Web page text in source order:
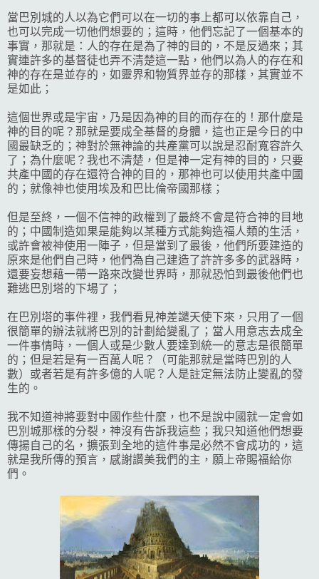
當巴別城的人以為它們可以在一切的事上都可以依靠自己，
也可以完成一切他們想要的；這時，他們忘記了一個基本的
事實，那就是：人的存在是為了神的目的，不是反過來；其
實連許多的基督徒也弄不清楚這一點，他們以為人的存在和
神的存在是並存的，如靈界和物質界並存的那樣，其實並不
是如此；
這個世界或是宇宙，乃是因為神的目的而存在的！那什麼是
神的目的呢？那就是要成全基督的身體，這也正是今日的中
國最缺乏的；神對於無神論的共產黨可以說是忍耐寬容許久
了；為什麼呢？我也不清楚，但是神一定有神的目的，只要
共產中國的存在還符合神的目的，那神也可以使用共產中國
的；就像神也使用埃及和巴比倫帝國那樣；
但是至終，一個不信神的政權到了最終不會是符合神的目地
的；中國制造如果是能夠以某種方式能夠造福人類的生活，
或許會被神使用一陣子，但是當到了最後，他們所要建造的
原來是他們自己時，他們為自己建造了許許多多的武器時，
還要妄想藉一帶一路來改變世界時，那就恐怕到最後他們也
難逃巴別塔的下場了；
在巴別塔的事件裡，我們看見神差譴天使下來，只用了一個
很簡單的辦法就將巴別的計劃給變亂了；當人用意志去成全
一件事情時，一個人或是少數人要達到統一的意志是很簡單
的；但是若是有一百萬人呢？（可能那就是當時巴別的人
數）或者若是有許多億的人呢？人是註定無法防止變亂的發
生的。
我不知道神將要對中國作些什麼，也不是說中國就一定會如
巴別城那樣的分裂，神沒有告訴我這些；我只知道他們想要
傳揚自己的名，擴張到全地的這件事是必然不會成功的，這
就是我所傳的預言，感謝讚美我們的主，願上帝賜福給你
們。